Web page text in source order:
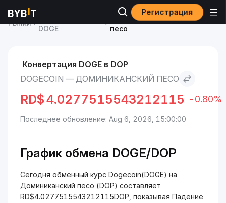
Регистрация
Рынки
DOGE
Dogecoin to Доминиканский
песо
Конвертация DOGE в DOP
DOGECOIN — ДОМИНИКАНСКИЙ ПЕСО
RD$4.0277515543212115 -0.80%
Последнее обновление: Aug 6, 2026, 15:00:00
График обмена DOGE/DOP
Сегодня обменный курс Dogecoin(DOGE) на
Доминиканский песо (DOP) составляет
RD$4.0277515543212115DOP, показывая Падение